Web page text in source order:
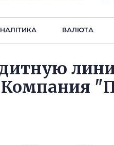
ВАЛЮТА